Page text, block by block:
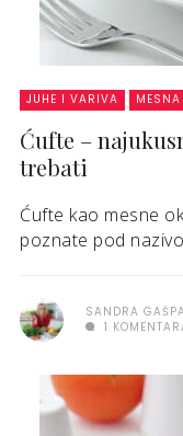
JUHE I VARIVA
Ćufte –
trebati
Ćufte kao mesne
poznate pod
SANDRA
1